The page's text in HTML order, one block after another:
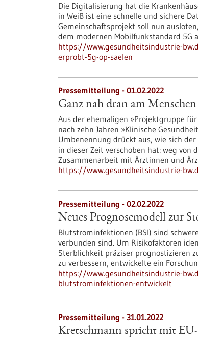
Die Digitalisierung hat die
in Weiß ist eine schnelle und sichere
Gemeinschaftsprojekt soll nun
dem modernen Mobilfunkstandard 5G
https://www.gesundheitsindustrie-
erprobt-5g-op-saelen
Pressemitteilung - 01.02.2022
Ganz nah dran am Menschen
Aus der ehemaligen »Projektgruppe
nach zehn Jahren »Klinische
Umbenennung drückt aus, wie sich
in dieser Zeit verschoben hat: weg
Zusammenarbeit mit Ärztinnen und
https://www.gesundheitsindustrie-
Pressemitteilung - 02.02.2022
Neues Prognosemodell zur
Blutstrominfektionen (BSI) sind
verbunden sind. Um Risikofaktoren
Sterblichkeit präziser prognostizieren
zu verbessern, entwickelte ein
https://www.gesundheitsindustrie-
blutstrominfektionen-entwickelt
Pressemitteilung - 31.01.2022
Kretschmann spricht mit